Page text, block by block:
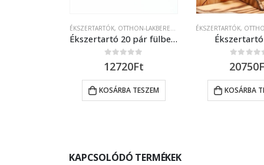
ÉKSZERTARTÓK, OTTHON-LAKBERENDEZÉS
Ékszertartó 20 pár fülbevalónak, csecsebecséknek
0out of 5
12720Ft
KOSÁRBA TESZEM
ÉKSZERTARTÓK, OTTHON-
0 out of 5
20750
KOSÁRBA
KAPCSOLÓDÓ TERMÉKEK